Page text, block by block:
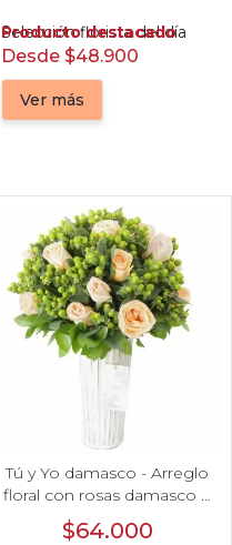
Producto destacado
Selección florista del día
Desde $48.900
Ver más
Tú y Yo damasco - Arreglo
floral con rosas damasco e
hypericum verde
$64.000